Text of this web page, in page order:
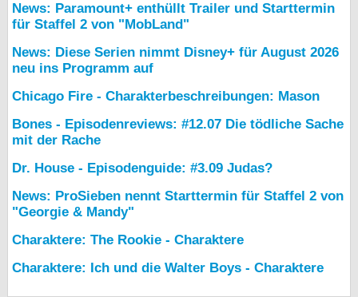
News: Paramount+ enthüllt Trailer und Starttermin
für Staffel 2 von "MobLand"
News: Diese Serien nimmt Disney+ für August 2026
neu ins Programm auf
Chicago Fire - Charakterbeschreibungen: Mason
Bones - Episodenreviews: #12.07 Die tödliche Sache
mit der Rache
Dr. House - Episodenguide: #3.09 Judas?
News: ProSieben nennt Starttermin für Staffel 2 von
"Georgie & Mandy"
Charaktere: The Rookie - Charaktere
Charaktere: Ich und die Walter Boys - Charaktere